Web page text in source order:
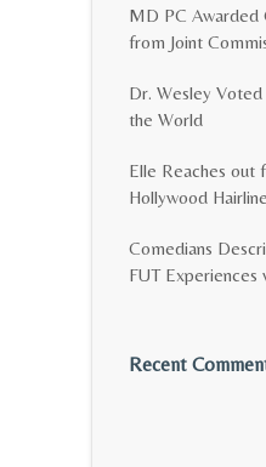
MD PC Awarded
from Joint
Dr. Wesley Voted
the World
Elle Reaches out
Hollywood
Comedians
FUT Experiences
Recent